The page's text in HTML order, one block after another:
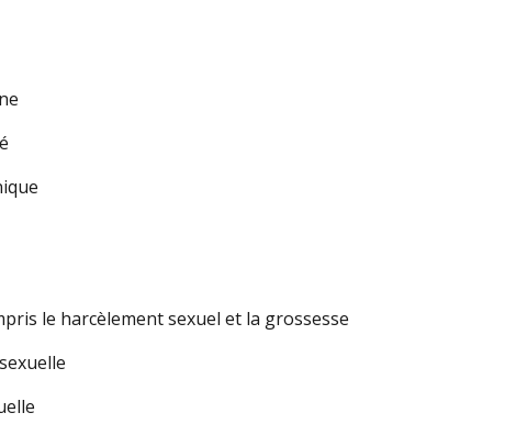
le harcèlement sexuel et la grossesse